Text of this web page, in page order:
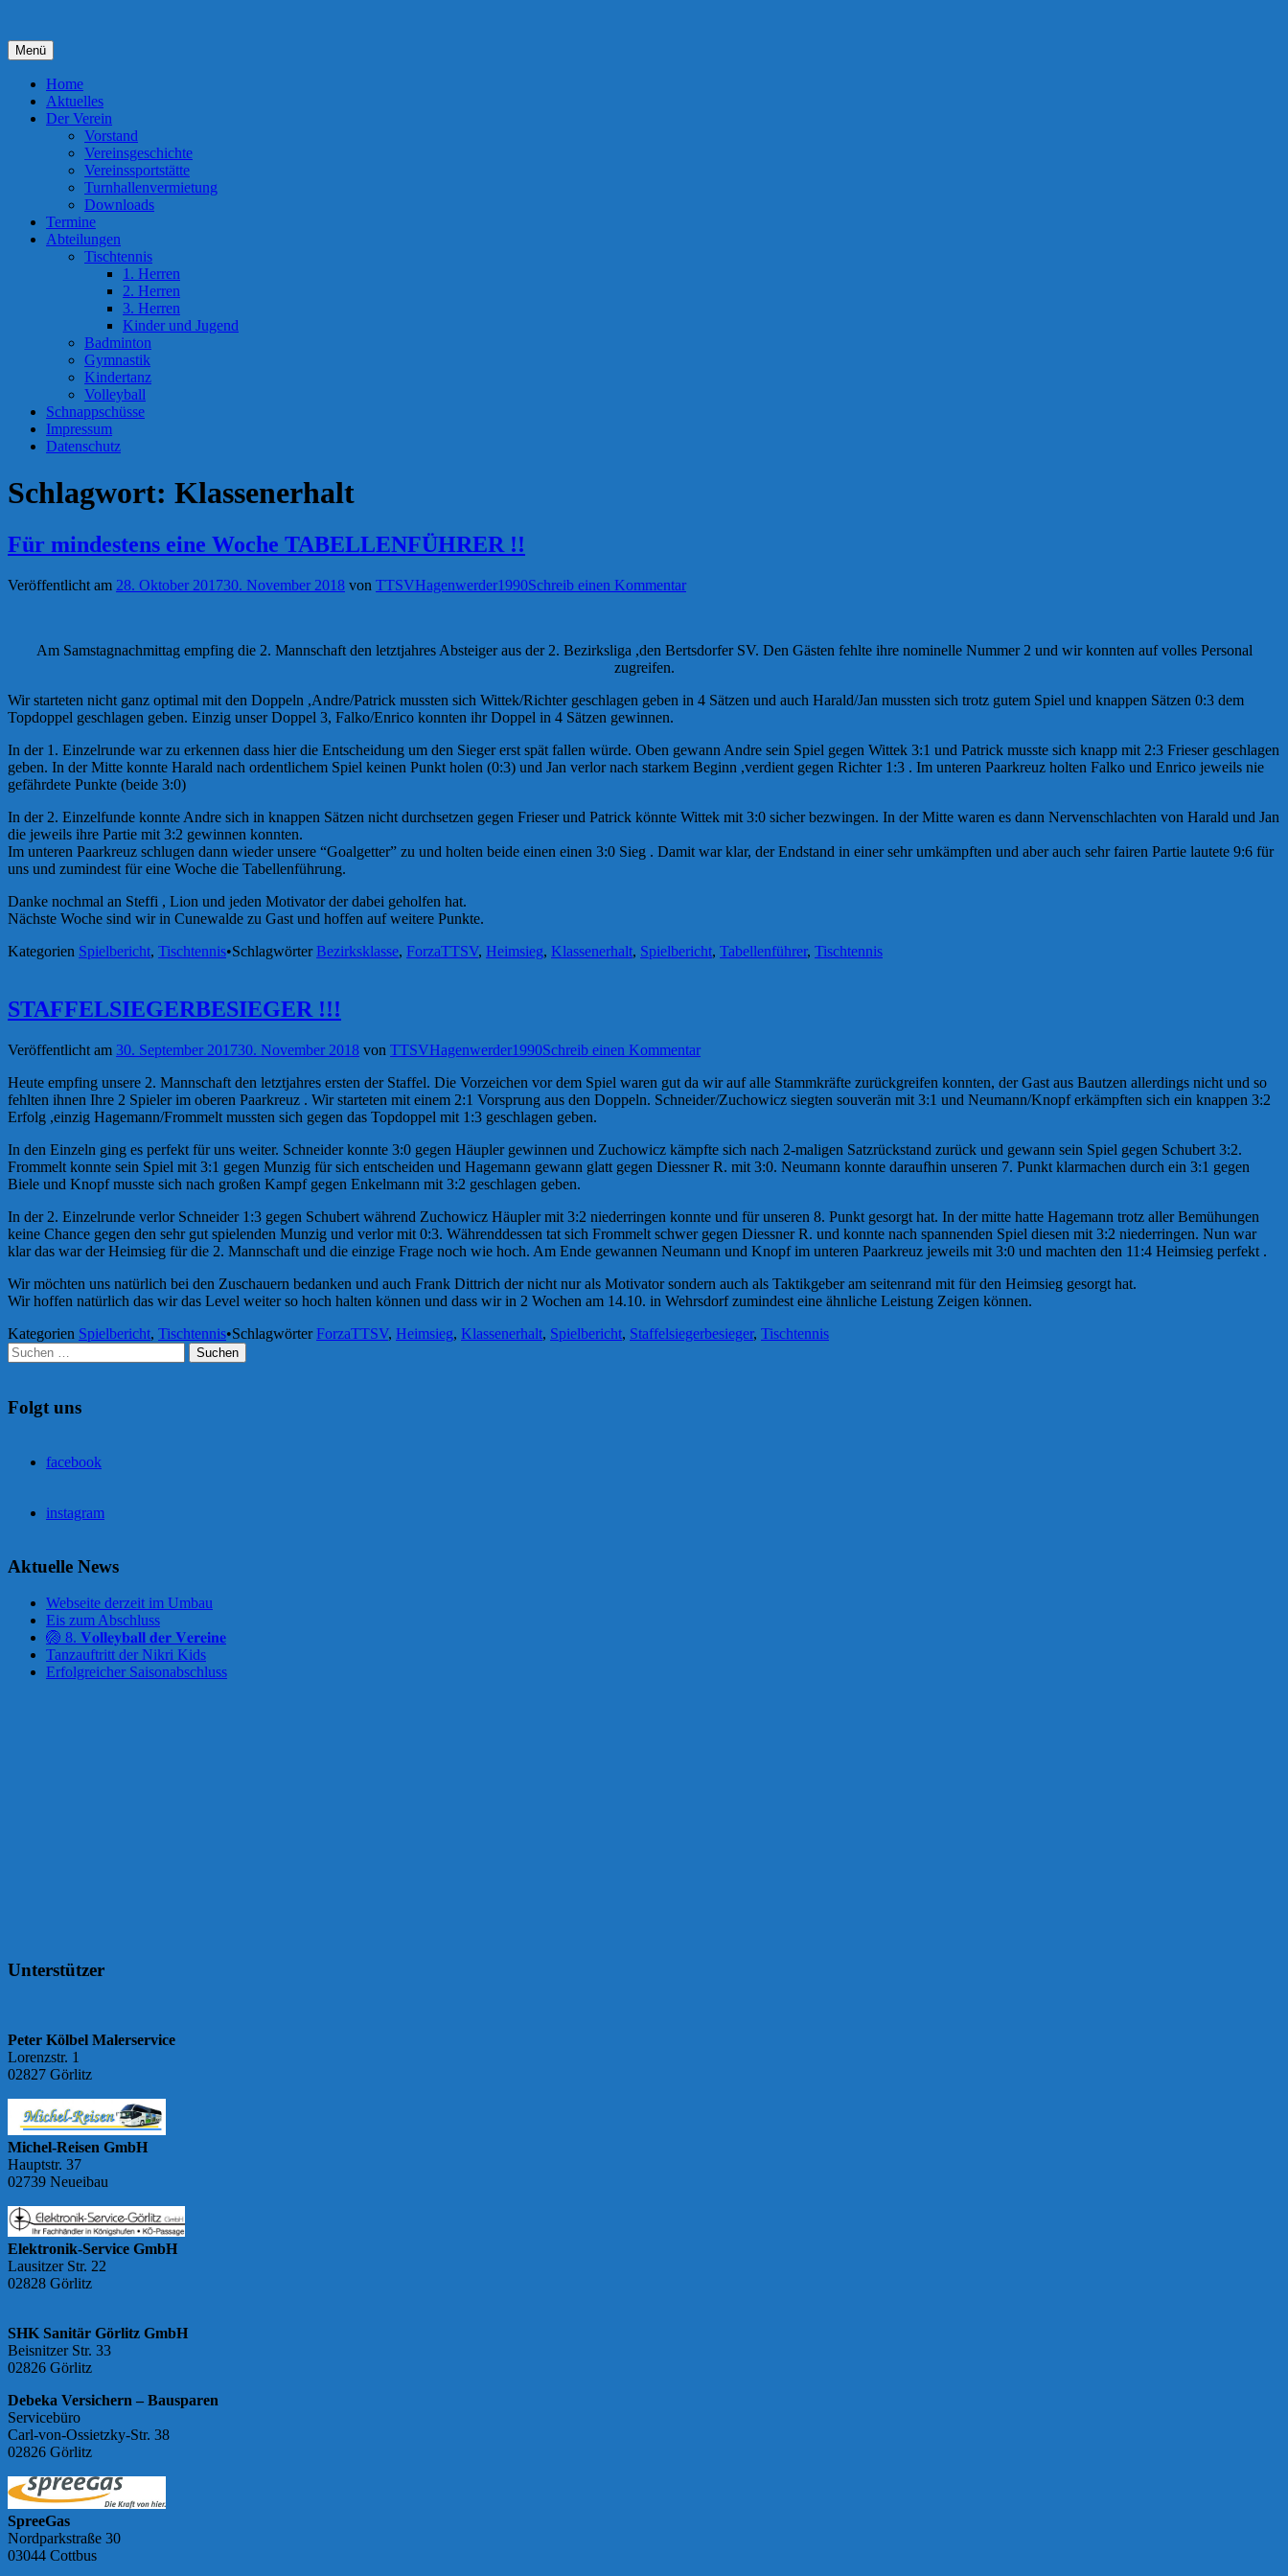
springen
Menü
Home
Aktuelles
Der Verein
Vorstand
Vereinsgeschichte
Vereinssportstätte
Turnhallenvermietung
Downloads
Termine
Abteilungen
Tischtennis
1. Herren
2. Herren
3. Herren
Kinder und Jugend
Badminton
Gymnastik
Kindertanz
Volleyball
Schnappschüsse
Impressum
Datenschutz
Schlagwort: Klassenerhalt
Für mindestens eine Woche TABELLENFÜHRER !!
Veröffentlicht am 28. Oktober 201730. November 2018 von TTSVHagenwerder1990Schreib einen Kommentar
Am Samstagnachmittag empfing die 2. Mannschaft den letztjahres Absteiger aus der 2. Bezirksliga ,den Bertsdorfer SV. Den Gästen fehlte ihre nominelle Nummer 2 und wir konnten auf volles Personal
zugreifen.
Wir starteten nicht ganz optimal mit den Doppeln ,Andre/Patrick mussten sich Wittek/Richter geschlagen geben in 4 Sätzen und auch Harald/Jan mussten sich trotz gutem Spiel und knappen Sätzen 0:3 dem
Topdoppel geschlagen geben. Einzig unser Doppel 3, Falko/Enrico konnten ihr Doppel in 4 Sätzen gewinnen.
In der 1. Einzelrunde war zu erkennen dass hier die Entscheidung um den Sieger erst spät fallen würde. Oben gewann Andre sein Spiel gegen Wittek 3:1 und Patrick musste sich knapp mit 2:3 Frieser geschlagen
geben. In der Mitte konnte Harald nach ordentlichem Spiel keinen Punkt holen (0:3) und Jan verlor nach starkem Beginn ,verdient gegen Richter 1:3 . Im unteren Paarkreuz holten Falko und Enrico jeweils nie
gefährdete Punkte (beide 3:0)
In der 2. Einzelfunde konnte Andre sich in knappen Sätzen nicht durchsetzen gegen Frieser und Patrick könnte Wittek mit 3:0 sicher bezwingen. In der Mitte waren es dann Nervenschlachten von Harald und Jan
die jeweils ihre Partie mit 3:2 gewinnen konnten.
Im unteren Paarkreuz schlugen dann wieder unsere “Goalgetter” zu und holten beide einen einen 3:0 Sieg . Damit war klar, der Endstand in einer sehr umkämpften und aber auch sehr fairen Partie lautete 9:6 für
uns und zumindest für eine Woche die Tabellenführung.
Danke nochmal an Steffi , Lion und jeden Motivator der dabei geholfen hat.
Nächste Woche sind wir in Cunewalde zu Gast und hoffen auf weitere Punkte.
Kategorien Spielbericht, Tischtennis•SchlagwörterBezirksklasse, ForzaTTSV, Heimsieg, Klassenerhalt, Spielbericht, Tabellenführer, Tischtennis
STAFFELSIEGERBESIEGER !!!
Veröffentlicht am 30. September 201730. November 2018 von TTSVHagenwerder1990Schreib einen Kommentar
Heute empfing unsere 2. Mannschaft den letztjahres ersten der Staffel. Die Vorzeichen vor dem Spiel waren gut da wir auf alle Stammkräfte zurückgreifen konnten, der Gast aus Bautzen allerdings nicht und so
fehlten ihnen Ihre 2 Spieler im oberen Paarkreuz . Wir starteten mit einem 2:1 Vorsprung aus den Doppeln. Schneider/Zuchowicz siegten souverän mit 3:1 und Neumann/Knopf erkämpften sich ein knappen 3:2
Erfolg ,einzig Hagemann/Frommelt mussten sich gegen das Topdoppel mit 1:3 geschlagen geben.
In den Einzeln ging es perfekt für uns weiter. Schneider konnte 3:0 gegen Häupler gewinnen und Zuchowicz kämpfte sich nach 2-maligen Satzrückstand zurück und gewann sein Spiel gegen Schubert 3:2.
Frommelt konnte sein Spiel mit 3:1 gegen Munzig für sich entscheiden und Hagemann gewann glatt gegen Diessner R. mit 3:0. Neumann konnte daraufhin unseren 7. Punkt klarmachen durch ein 3:1 gegen
Biele und Knopf musste sich nach großen Kampf gegen Enkelmann mit 3:2 geschlagen geben.
In der 2. Einzelrunde verlor Schneider 1:3 gegen Schubert während Zuchowicz Häupler mit 3:2 niederringen konnte und für unseren 8. Punkt gesorgt hat. In der mitte hatte Hagemann trotz aller Bemühungen
keine Chance gegen den sehr gut spielenden Munzig und verlor mit 0:3. Währenddessen tat sich Frommelt schwer gegen Diessner R. und konnte nach spannenden Spiel diesen mit 3:2 niederringen. Nun war
klar das war der Heimsieg für die 2. Mannschaft und die einzige Frage noch wie hoch. Am Ende gewannen Neumann und Knopf im unteren Paarkreuz jeweils mit 3:0 und machten den 11:4 Heimsieg perfekt .
Wir möchten uns natürlich bei den Zuschauern bedanken und auch Frank Dittrich der nicht nur als Motivator sondern auch als Taktikgeber am seitenrand mit für den Heimsieg gesorgt hat.
Wir hoffen natürlich das wir das Level weiter so hoch halten können und dass wir in 2 Wochen am 14.10. in Wehrsdorf zumindest eine ähnliche Leistung Zeigen können.
Kategorien Spielbericht, Tischtennis•SchlagwörterForzaTTSV, Heimsieg, Klassenerhalt, Spielbericht, Staffelsiegerbesieger, Tischtennis
Suchen
nach:
Folgt uns
facebook
instagram
Aktuelle News
Webseite derzeit im Umbau
Eis zum Abschluss
🏐 8. 𝐕𝐨𝐥𝐥𝐞𝐲𝐛𝐚𝐥𝐥 𝐝𝐞𝐫 𝐕𝐞𝐫𝐞𝐢𝐧𝐞
Tanzauftritt der Nikri Kids
Erfolgreicher Saisonabschluss
Unterstützer
Peter Kölbel Malerservice
Lorenzstr. 1
02827 Görlitz
Michel-Reisen GmbH
Hauptstr. 37
02739 Neueibau
Elektronik-Service GmbH
Lausitzer Str. 22
02828 Görlitz
SHK Sanitär Görlitz GmbH
Beisnitzer Str. 33
02826 Görlitz
Debeka Versichern – Bausparen
Servicebüro
Carl-von-Ossietzky-Str. 38
02826 Görlitz
SpreeGas
Nordparkstraße 30
03044 Cottbus